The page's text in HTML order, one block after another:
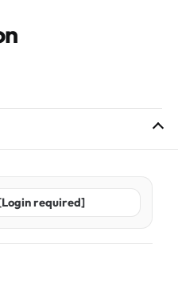
required]